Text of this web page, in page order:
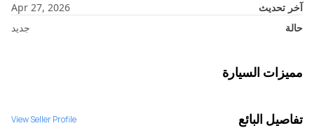
آخر تحديث
Apr 27, 2026
حالة
جديد
مميزات السيارة
تفاصيل البائع View Seller Profile